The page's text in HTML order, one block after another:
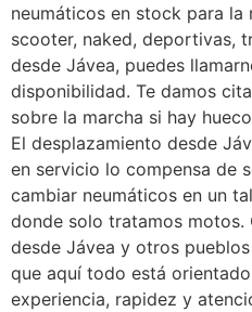
neumáticos en stock para la
scooter, naked, deportivas,
desde Jávea, puedes
disponibilidad. Te damos
sobre la marcha si hay
El desplazamiento desde
en servicio lo compensa de
cambiar neumáticos en un
donde solo tratamos motos.
desde Jávea y otros
que aquí todo está
experiencia, rapidez y